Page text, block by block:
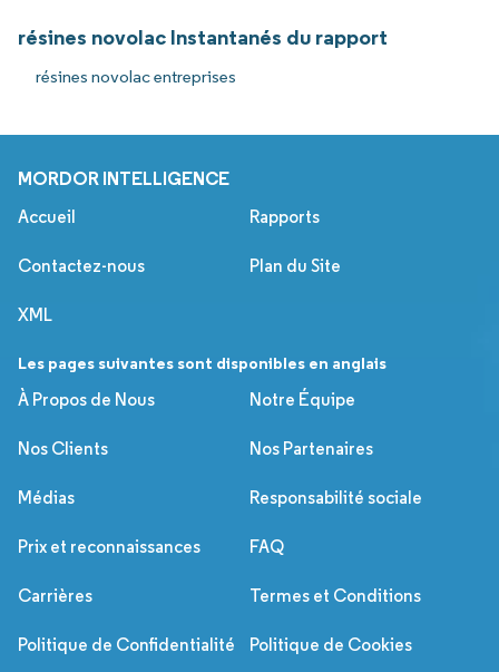
résines novolac Instantanés du rapport
résines novolac entreprises
MORDOR INTELLIGENCE
Accueil Rapports
Contactez-nous Plan du Site
XML
Les pages suivantes sont disponibles en anglais
À Propos de Nous
Notre Équipe
Nos Clients Nos Partenaires
Médias Responsabilité sociale
Prix et reconnaissances FAQ
Carrières Termes et Conditions
Politique de Confidentialité Politique de Cookies